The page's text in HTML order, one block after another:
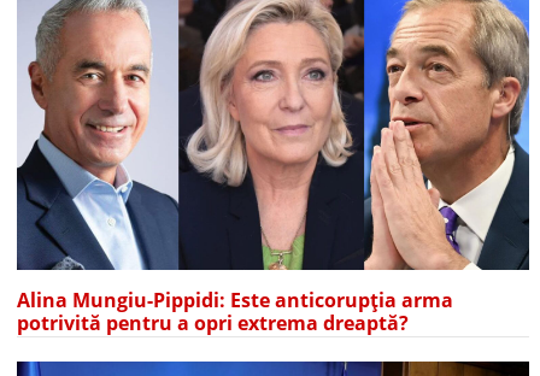
Alina Mungiu-Pippidi: Este anticorupția arma
potrivită pentru a opri extrema dreaptă?